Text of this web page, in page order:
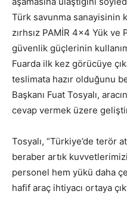
Türk savunma sanayisinin
zırhsız PAMİR 4×4 Yük ve
güvenlik güçlerinin
Fuarda ilk kez görücüye
teslimata hazır olduğunu
Başkanı Fuat Tosyalı,
cevap vermek üzere
Tosyalı, “Türkiye’de terör
beraber artık
personel hem yükü daha
hafif araç ihtiyacı ortaya